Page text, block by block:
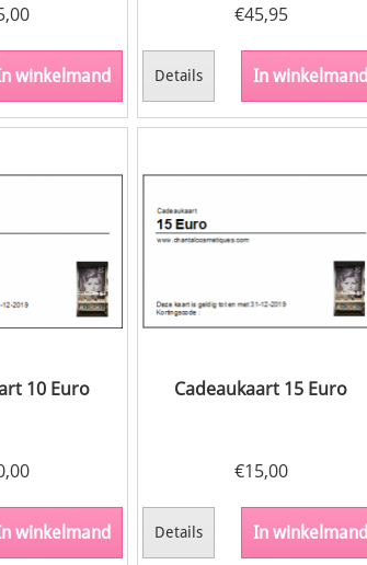
winkelmand
€45,95
Details In winkelmand
10 Euro
winkelmand
Cadeaukaart 15 Euro
€15,00
Details In winkelmand